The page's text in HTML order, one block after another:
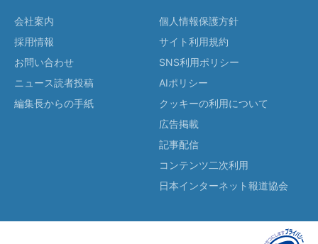
会社案内
採用情報
お問い合わせ
ニュース読者投稿
編集長からの手紙
個人情報保護方針
サイト利用規約
SNS利用ポリシー
AIポリシー
クッキーの利用について
広告掲載
記事配信
コンテンツ二次利用
日本インターネット報道協会